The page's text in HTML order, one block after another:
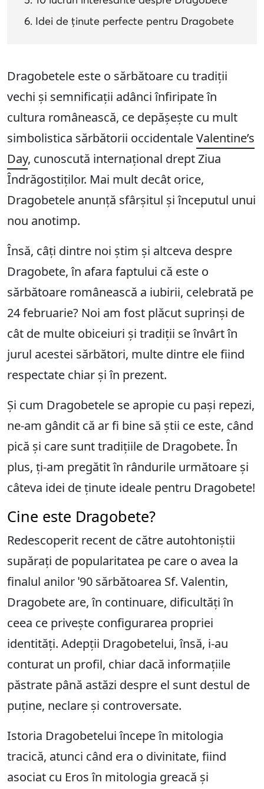
Idei de ținute perfecte pentru Dragobete
Dragobetele este o sărbătoare cu tradiții
vechi și semnificații adânci înfiripate în
cultura românească, ce depășește cu mult
simbolistica sărbătorii occidentaleValentine’s
Day, cunoscută internațional drept Ziua
Îndrăgostiților. Mai mult decât orice,
Dragobetele anunță sfârșitul și începutul unui
nou anotimp.
Însă, câți dintre noi știm și altceva despre
Dragobete, în afara faptului că este o
sărbătoare românească a iubirii, celebrată pe
24 februarie? Noi am fost plăcut suprinși de
cât de multe obiceiuri și tradiții se învârt în
jurul acestei sărbători, multe dintre ele fiind
respectate chiar și în prezent.
Și cum Dragobetele se apropie cu pași repezi,
ne-am gândit că ar fi bine să știi ce este, când
pică și care sunt tradițiile de Dragobete. În
plus, ți-am pregătit în rândurile următoare și
câteva idei de ținute ideale pentru Dragobete!
Cine este Dragobete?
Redescoperit recent de către autohtoniștii
supărați de popularitatea pe care o avea la
finalul anilor ˈ90 sărbătoarea Sf. Valentin,
Dragobete are, în continuare, dificultăți în
ceea ce privește configurarea propriei
identități. Adepții Dragobetelui, însă, i-au
conturat un profil, chiar dacă informațiile
păstrate până astăzi despre el sunt destul de
puține, neclare și controversate.
Istoria Dragobetelui începe în mitologia
tracică, atunci când era o divinitate, fiind
asociat cu Eros în mitologia greacă și